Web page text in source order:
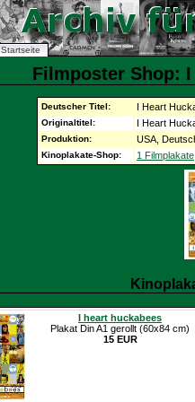
Startseite
Filmposter Shop: I
Deutscher Titel: I Heart
Originaltitel: I Heart
Produktion: USA,
Kinoplakate-Shop: 1 Filmplakate
I heart huckabees
Plakat Din A1 gerollt (60x84 cm)
15 EUR